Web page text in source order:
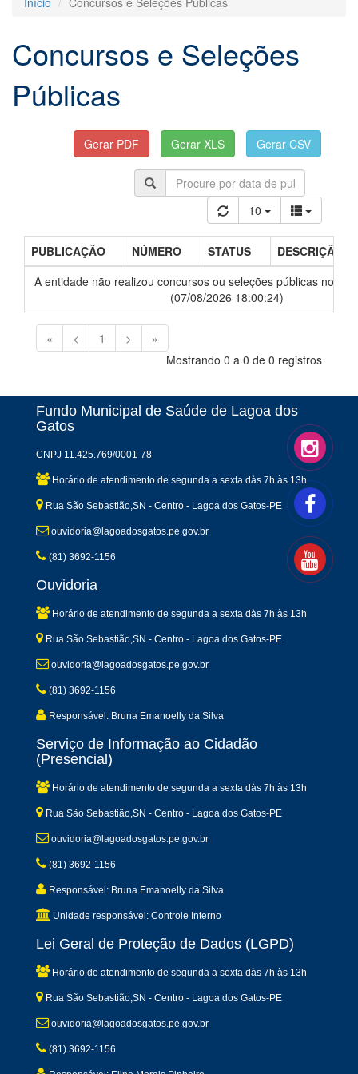
Concursos e Seleções
Públicas
10
PUBLICAÇÃO NÚMERO STATUS
DESCRIÇÃO
A entidade não realizou concursos ou seleções públicas nos
(07/08/2026 18:00:24)
« < 1 >
»
Mostrando 0 a 0 de 0 registros
Fundo Municipal de Saúde de Lagoa dos
Gatos
CNPJ 11.425.769/0001-78
Horário de atendimento de segunda a sexta dàs 7h às 13h
Rua São Sebastião,SN - Centro - Lagoa dos Gatos-PE
ouvidoria@lagoadosgatos.pe.gov.br
(81) 3692-1156
Ouvidoria
Horário de atendimento de segunda a sexta dàs 7h às 13h
Rua São Sebastião,SN - Centro - Lagoa dos Gatos-PE
ouvidoria@lagoadosgatos.pe.gov.br
(81) 3692-1156
Responsável: Bruna Emanoelly da Silva
Serviço de Informação ao Cidadão
(Presencial)
Horário de atendimento de segunda a sexta dàs 7h às 13h
Rua São Sebastião,SN - Centro - Lagoa dos Gatos-PE
ouvidoria@lagoadosgatos.pe.gov.br
(81) 3692-1156
Responsável: Bruna Emanoelly da Silva
Unidade responsável: Controle Interno
Lei Geral de Proteção de Dados (LGPD)
Horário de atendimento de segunda a sexta dàs 7h às 13h
Rua São Sebastião,SN - Centro - Lagoa dos Gatos-PE
ouvidoria@lagoadosgatos.pe.gov.br
(81) 3692-1156